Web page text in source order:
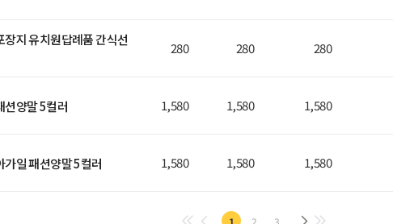
지 유치원답례품 간식선
280 280 280
션양말 5컬러 1,580 1,580 1,580
남성스탠다드 아가일 패션양말 5컬러 1,580 1,580 1,580
1 2 3